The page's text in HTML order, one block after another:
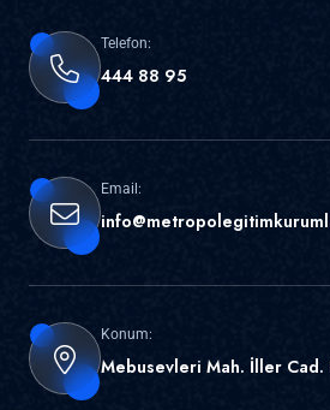
Telefon:
444 88 95
Email:
Konum:
Mebusevleri Mah. İller